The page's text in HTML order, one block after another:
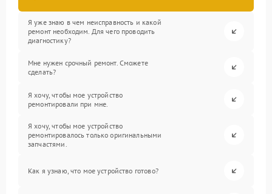
Я уже знаю в чем неисправность и какой
ремонт необходим. Для чего проводить
диагностику?
Мне нужен срочный ремонт. Сможете
сделать?
Я хочу, чтобы мое устройство
ремонтировали при мне.
Я хочу, чтобы мое устройство
ремонтировалось только оригинальными
запчастями.
Как я узнаю, что мое устройство готово?